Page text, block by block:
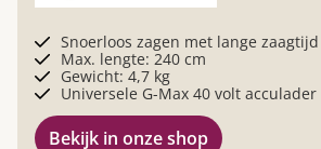
Snoerloos zagen met lange zaagtijd
Max. lengte: 240 cm
Gewicht: 4,7 kg
Universele G-Max 40 volt acculader
Bekijk in onze shop